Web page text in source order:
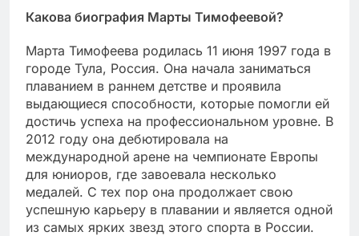
Какова биография Марты Тимофеевой?
Марта Тимофеева родилась 11 июня 1997 года в
городе Тула, Россия. Она начала заниматься
плаванием в раннем детстве и проявила
выдающиеся способности, которые помогли ей
достичь успеха на профессиональном уровне. В
2012 году она дебютировала на
международной арене на чемпионате Европы
для юниоров, где завоевала несколько
медалей. С тех пор она продолжает свою
успешную карьеру в плавании и является одной
из самых ярких звезд этого спорта в России.